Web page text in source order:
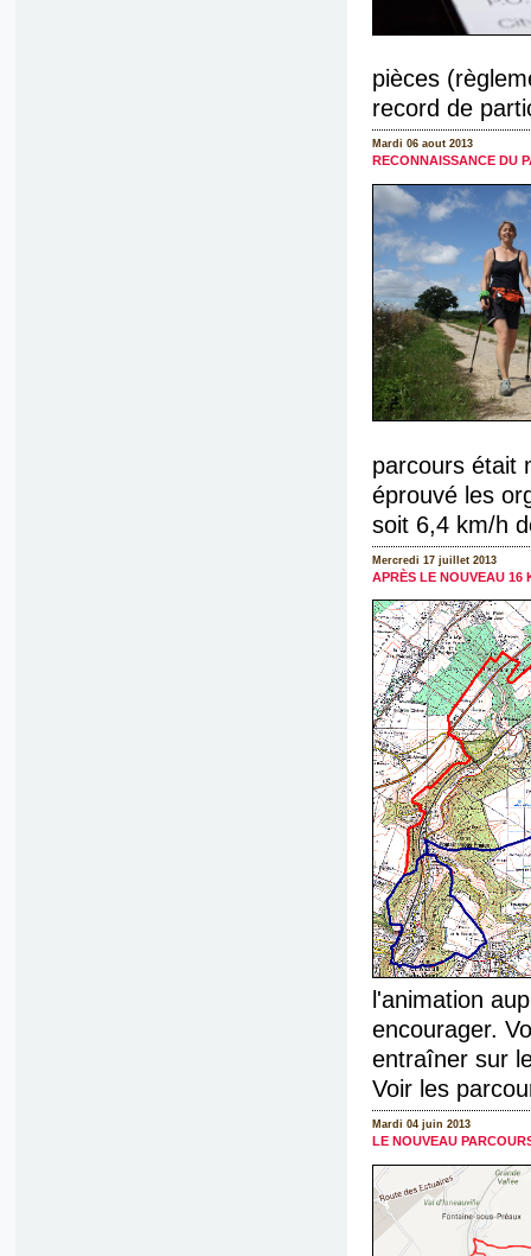
pièces
record de
Mardi 06 aout 2013
RECONNAISSANCE DU
parcours était
éprouvé les
soit 6,4 km/h
Mercredi 17 juillet 2013
APRÈS LE NOUVEAU 16
l'animation
encourager.
entraîner sur
Voir les
Mardi 04 juin 2013
LE NOUVEAU